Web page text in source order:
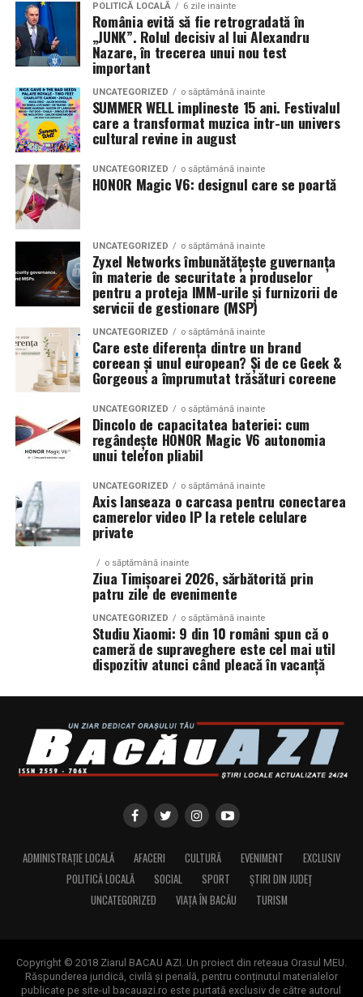
POLITICĂ LOCALĂ 6 zile inainte
România evită să fie retrogradată în
„JUNK”. Rolul decisiv al lui Alexandru
Nazare, în trecerea unui nou test
important
UNCATEGORIZED o săptămână inainte
SUMMER WELL implineste 15 ani. Festivalul
care a transformat muzica intr-un univers
cultural revine in august
UNCATEGORIZED o săptămână inainte
HONOR Magic V6: designul care se poartă
UNCATEGORIZED o săptămână inainte
Zyxel Networks îmbunătățește guvernanța
în materie de securitate a produselor
pentru a proteja IMM-urile și furnizorii de
servicii de gestionare (MSP)
UNCATEGORIZED o săptămână inainte
Care este diferența dintre un brand
coreean și unul european? Și de ce Geek &
Gorgeous a împrumutat trăsături coreene
UNCATEGORIZED o săptămână inainte
Dincolo de capacitatea bateriei: cum
regândește HONOR Magic V6 autonomia
unui telefon pliabil
UNCATEGORIZED o săptămână inainte
Axis lanseaza o carcasa pentru conectarea
camerelor video IP la retele celulare
private
o săptămână inainte
Ziua Timișoarei 2026, sărbătorită prin
patru zile de evenimente
UNCATEGORIZED o săptămână inainte
Studiu Xiaomi: 9 din 10 români spun că o
cameră de supraveghere este cel mai util
dispozitiv atunci când pleacă în vacanță
ADMINISTRAȚIE LOCALĂ AFACERI CULTURĂ EVENIMENT
EXCLUSIV
POLITICĂ LOCALĂ
SOCIAL SPORT
ȘTIRI DIN JUDEȚ
UNCATEGORIZED
VIAȚA ÎN BACĂU TURISM
Copyright © 2018 Ziarul BACAU AZI. Un proiect din reteaua Orasul MEU.
Răspunderea juridică, civilă și penală, pentru conținutul materialelor
publicate pe site-ul bacauazi.ro este purtată exclusiv de către autorul